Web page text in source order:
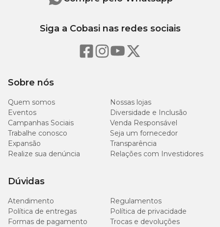
Sobre nós
Quem somos
Nossas lojas
Eventos
Diversidade e Inclusão
Campanhas Sociais
Venda Responsável
Trabalhe conosco
Seja um fornecedor
Expansão
Transparência
Realize sua denúncia
Relações com Investidores
Dúvidas
Atendimento
Regulamentos
Política de entregas
Política de privacidade
Formas de pagamento
Trocas e devoluções
Siga a Cobasi nas redes sociais